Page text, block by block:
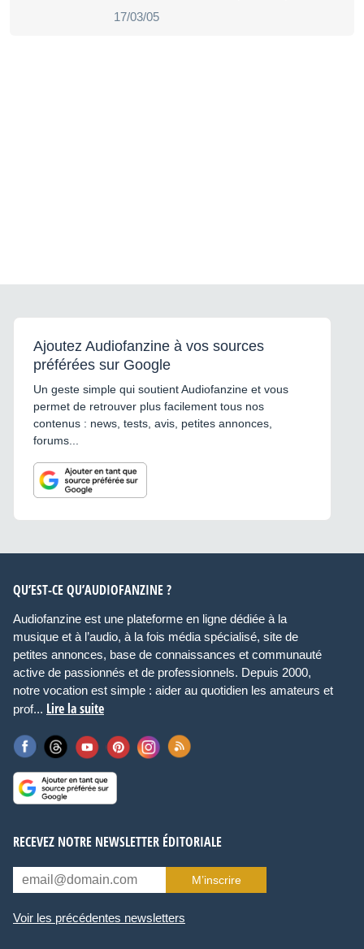
17/03/05
Ajoutez Audiofanzine à vos sources
préférées sur Google
Un geste simple qui soutient Audiofanzine et vous
permet de retrouver plus facilement tous nos
contenus : news, tests, avis, petites annonces,
forums...
QU’EST-CE QU’AUDIOFANZINE ?
Audiofanzine est une plateforme en ligne dédiée à la
musique et à l’audio, à la fois média spécialisé, site de
petites annonces, base de connaissances et communauté
active de passionnés et de professionnels. Depuis 2000,
notre vocation est simple : aider au quotidien les amateurs et
prof... Lire la suite
RECEVEZ NOTRE NEWSLETTER ÉDITORIALE
M’inscrire
Voir les précédentes newsletters